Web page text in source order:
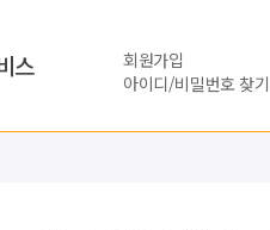
스
회원가입
아이디/비밀번호 찾기